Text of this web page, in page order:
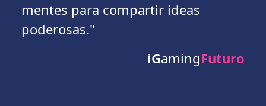
mentes para compartir ideas
poderosas."
iGamingFuturo